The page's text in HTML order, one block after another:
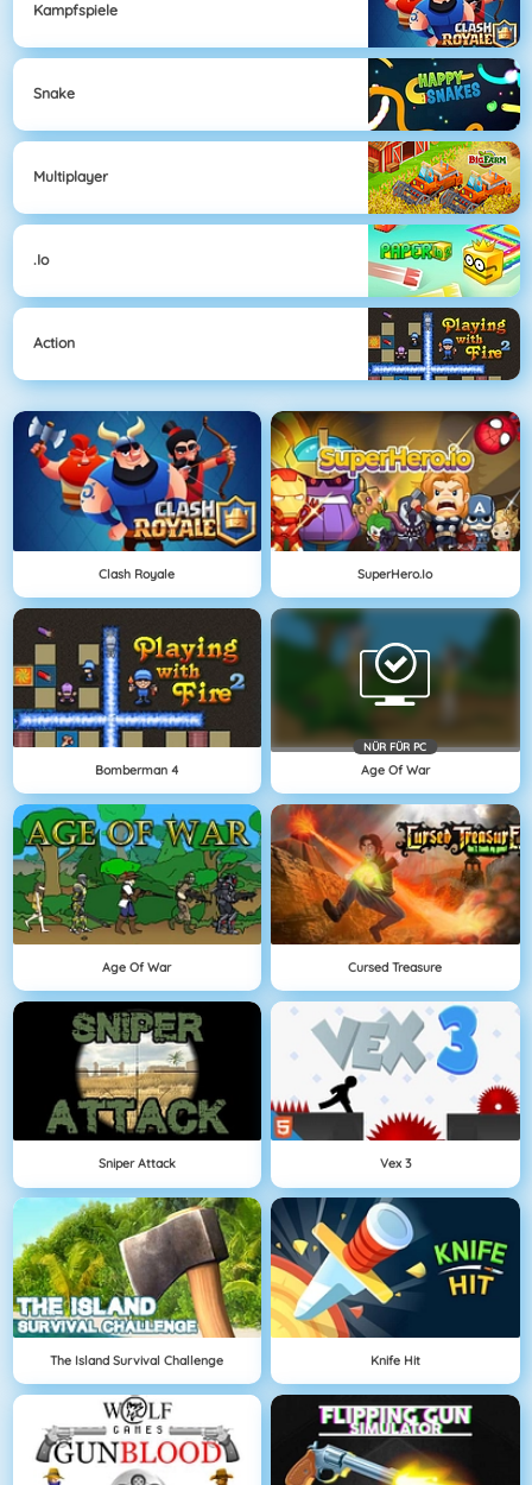
Kampfspiele
Snake
Multiplayer
.io
Action
Clash Royale SuperHero.io
Bomberman 4
NÜR FÜR PC
Age Of War
Age Of War Cursed Treasure
Sniper Attack Vex 3
The Island Survival Challenge Knife Hit